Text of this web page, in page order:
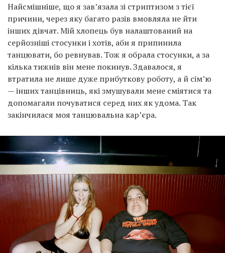
Найсмішніше, що я зав’язала зі стриптизом з тієї
причини, через яку багато разів вмовляла не йти
інших дівчат. Мій хлопець був налаштований на
серйозніші стосунки і хотів, аби я припинила
танцювати, бо ревнував. Тож я обрала стосунки, а за
кілька тижнів він мене покинув. Здавалося, я
втратила не лише дуже прибуткову роботу, а й сім’ю
— інших танцівниць, які змушували мене сміятися та
допомагали почуватися серед них як удома. Так
закінчилася моя танцювальна кар’єра.